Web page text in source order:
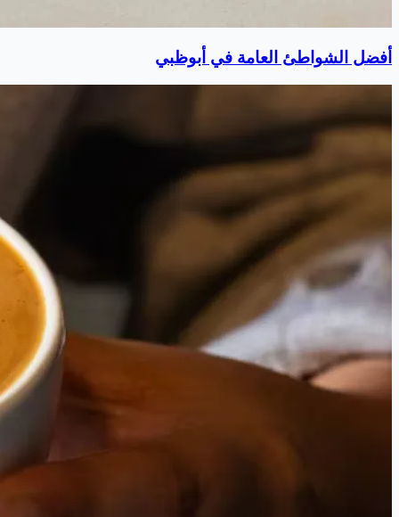
أفضل الشواطئ العامة في أبوظبي